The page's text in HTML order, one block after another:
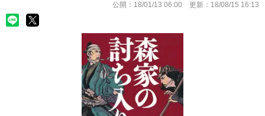
公開： 18/01/13 06:00 更新： 18/08/15 16:13